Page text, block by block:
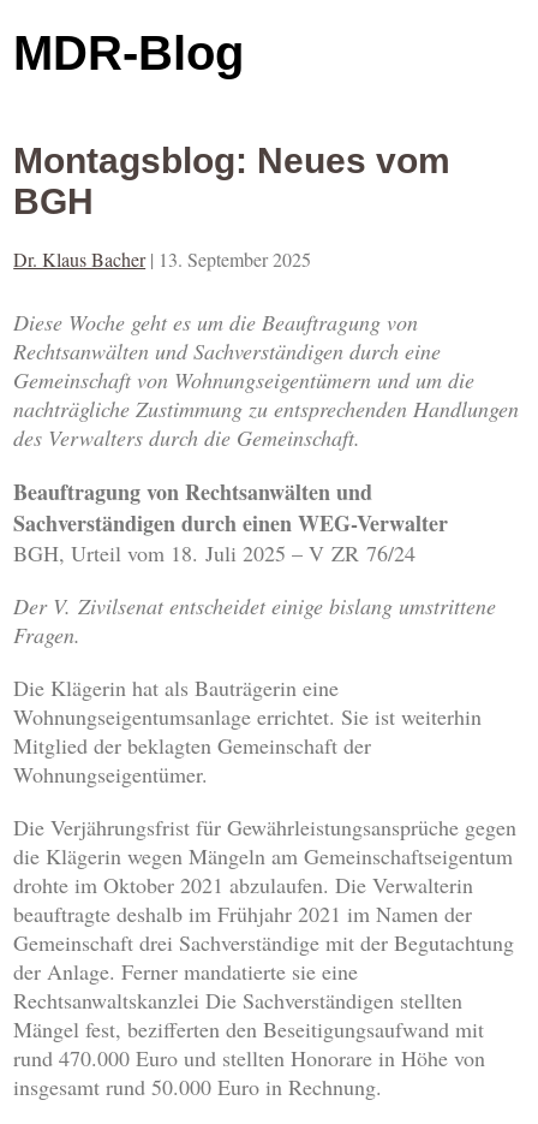
MDR-Blog
Montagsblog: Neues vom
BGH
Dr. Klaus Bacher | 13. September 2025
Diese Woche geht es um die Beauftragung von
Rechtsanwälten und Sachverständigen durch eine
Gemeinschaft von Wohnungseigentümern und um die
nachträgliche Zustimmung zu entsprechenden Handlungen
des Verwalters durch die Gemeinschaft.
Beauftragung von Rechtsanwälten und
Sachverständigen durch einen WEG-Verwalter
BGH, Urteil vom 18. Juli 2025 – V ZR 76/24
Der V. Zivilsenat entscheidet einige bislang umstrittene
Fragen.
Die Klägerin hat als Bauträgerin eine
Wohnungseigentumsanlage errichtet. Sie ist weiterhin
Mitglied der beklagten Gemeinschaft der
Wohnungseigentümer.
Die Verjährungsfrist für Gewährleistungsansprüche gegen
die Klägerin wegen Mängeln am Gemeinschaftseigentum
drohte im Oktober 2021 abzulaufen. Die Verwalterin
beauftragte deshalb im Frühjahr 2021 im Namen der
Gemeinschaft drei Sachverständige mit der Begutachtung
der Anlage. Ferner mandatierte sie eine
Rechtsanwaltskanzlei Die Sachverständigen stellten
Mängel fest, bezifferten den Beseitigungsaufwand mit
rund 470.000 Euro und stellten Honorare in Höhe von
insgesamt rund 50.000 Euro in Rechnung.